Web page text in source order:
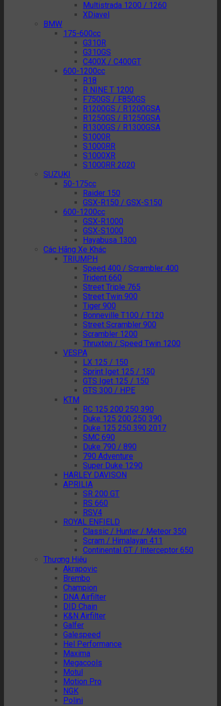
Multistrada 1200 / 1260
XDiavel
BMW
175-600cc
G310R
G310GS
C400X / C400GT
600-1200cc
R18
R NINE T 1200
F750GS / F850GS
R1200GS / R1200GSA
R1250GS / R1250GSA
R1300GS / R1300GSA
S1000R
S1000RR
S1000XR
S1000RR 2020
SUZUKI
50-175cc
Raider 150
GSX-R150 / GSX-S150
600-1200cc
GSX-R1000
GSX-S1000
Hayabusa 1300
Các Hãng Xe Khác
TRIUMPH
Speed 400 / Scrambler 400
Trident 660
Street Triple 765
Street Twin 900
Tiger 900
Bonneville T100 / T120
Street Scrambler 900
Scrambler 1200
Thruxton / Speed Twin 1200
VESPA
LX 125 / 150
Sprint Iget 125 / 150
GTS Iget 125 / 150
GTS 300 / HPE
KTM
RC 125 200 250 390
Duke 125 200 250 390
Duke 125 250 390 2017
SMC 690
Duke 790 / 890
790 Adventure
Super Duke 1290
HARLEY DAVISON
APRILIA
SR 200 GT
RS 660
RSV4
ROYAL ENFIELD
Classic / Hunter / Meteor 350
Scram / Himalayan 411
Continental GT / Interceptor 650
Thương Hiệu
Akrapovic
Brembo
Champion
DNA Airfilter
DID Chain
K&N Airfilter
Galfer
Galespeed
Hel Performance
Maxima
Megacools
Motul
Motion Pro
NGK
Polini